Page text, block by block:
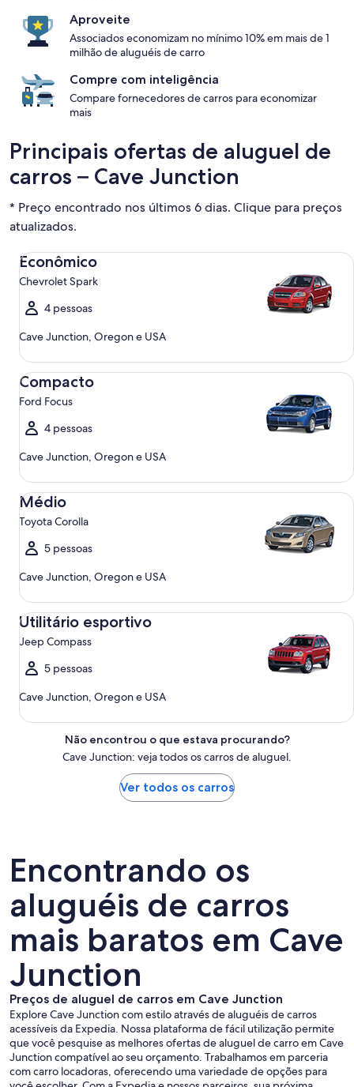
Aproveite
Associados economizam no mínimo 10% em mais de 1
milhão de aluguéis de carro
Compre com inteligência
Compare fornecedores de carros para economizar
mais
Principais ofertas de aluguel de
carros – Cave Junction
* Preço encontrado nos últimos 6 dias. Clique para preços
atualizados.
Econômico
Chevrolet Spark
4 pessoas
Cave Junction, Oregon e USA
Econômico Chevrolet Spark
Compacto
Ford Focus
4 pessoas
Cave Junction, Oregon e USA
Compacto Ford Focus
Médio
Toyota Corolla
5 pessoas
Cave Junction, Oregon e USA
Médio Toyota Corolla
Utilitário esportivo
Jeep Compass
5 pessoas
Cave Junction, Oregon e USA
Utilitário esportivo Jeep Compass
Não encontrou o que estava procurando?
Cave Junction: veja todos os carros de aluguel.
Ver todos os carros
Encontrando os
aluguéis de carros
mais baratos em Cave
Junction
Preços de aluguel de carros em Cave Junction
Explore Cave Junction com estilo através de aluguéis de carros
acessíveis da Expedia. Nossa plataforma de fácil utilização permite
que você pesquise as melhores ofertas de aluguel de carro em Cave
Junction compatível ao seu orçamento. Trabalhamos em parceria
com carro locadoras, oferecendo uma variedade de opções para